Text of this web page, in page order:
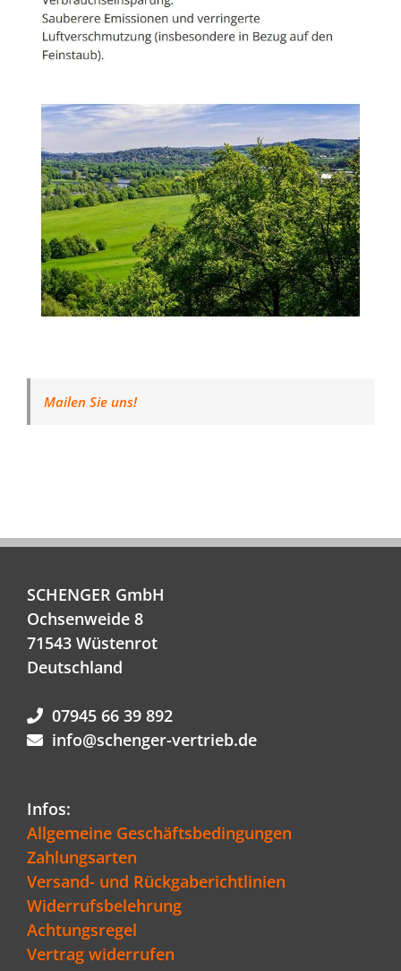
Mailen Sie uns!
SCHENGER GmbH
Ochsenweide 8
71543 Wüstenrot
Deutschland
07945 66 39 892
info@schenger-vertrieb.de
Infos:
Allgemeine Geschäftsbedingungen
Zahlungsarten
Versand- und Rückgaberichtlinien
Widerrufsbelehrung
Achtungsregel
Vertrag widerrufen